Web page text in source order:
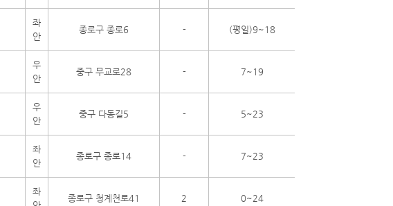
좌
안
종로구 종로6 - (평일)9~18
우
안
중구 무교로28 - 7~19
우
안
중구 다동길5 - 5~23
좌
안
종로구 종로14 - 7~23
좌
종로구 청계천로41 2 0~24